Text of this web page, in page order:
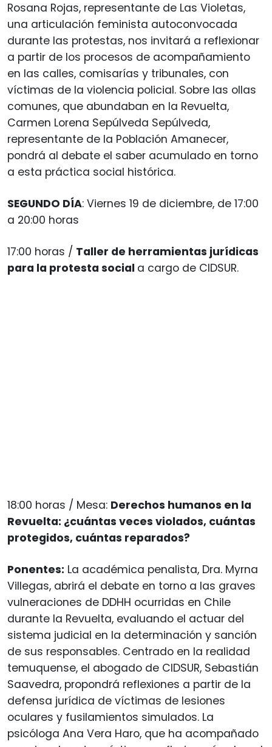
Rosana Rojas, representante de Las Violetas,
una articulación feminista autoconvocada
durante las protestas, nos invitará a reflexionar
a partir de los procesos de acompañamiento
en las calles, comisarías y tribunales, con
víctimas de la violencia policial. Sobre las ollas
comunes, que abundaban en la Revuelta,
Carmen Lorena Sepúlveda Sepúlveda,
representante de la Población Amanecer,
pondrá al debate el saber acumulado en torno
a esta práctica social histórica.
SEGUNDO DÍA: Viernes 19 de diciembre, de 17:00
a 20:00 horas
17:00 horas / Taller de herramientas jurídicas
para la protesta social a cargo de CIDSUR.
18:00 horas / Mesa: Derechos humanos en la
Revuelta: ¿cuántas veces violados, cuántas
protegidos, cuántas reparados?
Ponentes: La académica penalista, Dra. Myrna
Villegas, abrirá el debate en torno a las graves
vulneraciones de DDHH ocurridas en Chile
durante la Revuelta, evaluando el actuar del
sistema judicial en la determinación y sanción
de sus responsables. Centrado en la realidad
temuquense, el abogado de CIDSUR, Sebastián
Saavedra, propondrá reflexiones a partir de la
defensa jurídica de víctimas de lesiones
oculares y fusilamientos simulados. La
psicóloga Ana Vera Haro, que ha acompañado